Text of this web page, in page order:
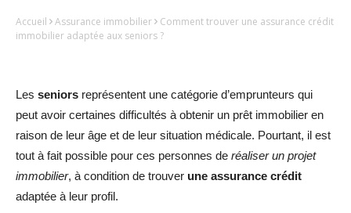
Accueil Assurance immobilier
Comment trouver une assurance crédit
immobilier adaptée aux seniors ?
Les seniors représentent une catégorie d’emprunteurs qui
peut avoir certaines difficultés à obtenir un prêt immobilier en
raison de leur âge et de leur situation médicale. Pourtant, il est
tout à fait possible pour ces personnes de réaliser un projet
immobilier, à condition de trouver une assurance crédit
adaptée à leur profil.